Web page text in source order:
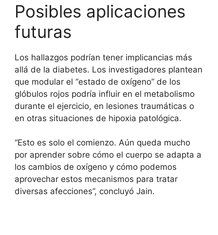
Posibles aplicaciones
futuras
Los hallazgos podrían tener implicancias más
allá de la diabetes. Los investigadores plantean
que modular el “estado de oxígeno” de los
glóbulos rojos podría influir en el metabolismo
durante el ejercicio, en lesiones traumáticas o
en otras situaciones de hipoxia patológica.
“Esto es solo el comienzo. Aún queda mucho
por aprender sobre cómo el cuerpo se adapta a
los cambios de oxígeno y cómo podemos
aprovechar estos mecanismos para tratar
diversas afecciones”, concluyó Jain.